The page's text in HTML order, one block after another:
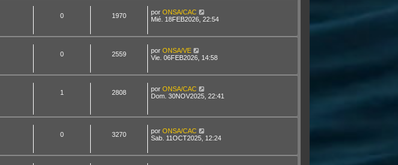
0 1970 por ONSA/CAC
Mié. 18FEB2026, 22:54
0 2559 por ONSA/VE
Vie. 06FEB2026, 14:58
1 2808 por ONSA/CAC
Dom. 30NOV2025, 22:41
0 3270 por ONSA/CAC
Sab. 11OCT2025, 12:24